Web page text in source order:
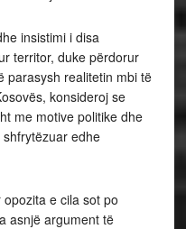
insistimi i disa
territor, duke përdorur
parasysh realitetin mbi të
konsideroj se
me motive politike dhe
edhe
e cila sot po
asnjë argument të